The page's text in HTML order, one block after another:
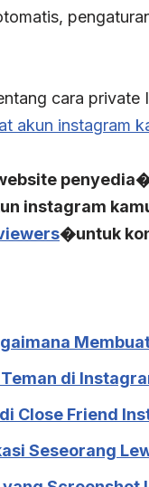
cara private
akun instagram
instagram
�untuk
di
Close Friend
Seseorang